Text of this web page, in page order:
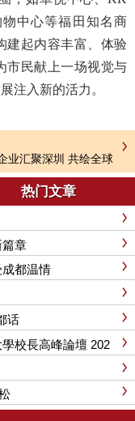
中心等福田知名商
建起内容丰富、体验
市民献上一场视觉与
注入新的活力。
业汇聚深圳 共绘全球
新篇章
热门文章
章
都温情
话
校長高峰論壇 202
出席